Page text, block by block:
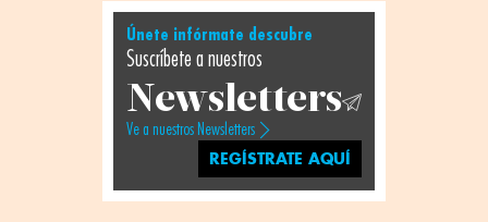
Únete infórmate descubre
Suscríbete a nuestros
Newsletters
Ve a nuestros Newsletters
REGÍSTRATE AQUÍ